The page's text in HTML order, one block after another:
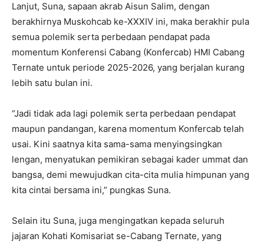
Lanjut, Suna, sapaan akrab Aisun Salim, dengan
berakhirnya Muskohcab ke-XXXIV ini, maka berakhir pula
semua polemik serta perbedaan pendapat pada
momentum Konferensi Cabang (Konfercab) HMI Cabang
Ternate untuk periode 2025-2026, yang berjalan kurang
lebih satu bulan ini.
“Jadi tidak ada lagi polemik serta perbedaan pendapat
maupun pandangan, karena momentum Konfercab telah
usai. Kini saatnya kita sama-sama menyingsingkan
lengan, menyatukan pemikiran sebagai kader ummat dan
bangsa, demi mewujudkan cita-cita mulia himpunan yang
kita cintai bersama ini,” pungkas Suna.
Selain itu Suna, juga mengingatkan kepada seluruh
jajaran Kohati Komisariat se-Cabang Ternate, yang